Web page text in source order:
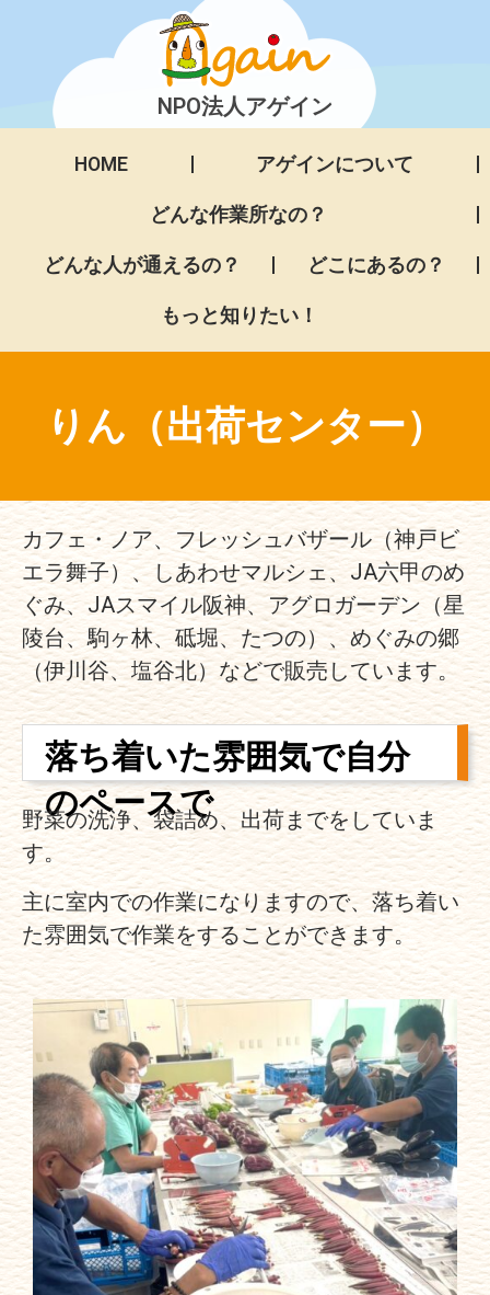
NPO法人アゲイン
HOME アゲインについて
どんな作業所なの？
どんな人が通えるの？ どこにあるの？
もっと知りたい！
りん（出荷センター）
カフェ・ノア、フレッシュバザール（神戸ビ
エラ舞子）、しあわせマルシェ、JA六甲のめ
ぐみ、JAスマイル阪神、アグロガーデン（星
陵台、駒ヶ林、砥堀、たつの）、めぐみの郷
（伊川谷、塩谷北）などで販売しています。
落ち着いた雰囲気で自分
のペースで
野菜の洗浄、袋詰め、出荷までをしていま
す。
主に室内での作業になりますので、落ち着い
た雰囲気で作業をすることができます。